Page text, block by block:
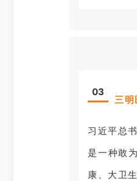
03
三
习近平总
是一种敢
康、大卫